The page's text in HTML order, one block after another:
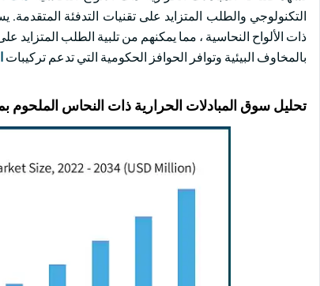
التكنولوجي والطلب المتزايد على تقنيات التدفئة المتقدمة.
ذات الألواح النحاسية ، مما يمكنهم من تلبية الطلب المتزايد
بالمخاوف البيئية وتوافر الحوافز الحكومية التي تدعم تركيبات
تحليل سوق المبادلات الحرارية ذات النحاس الملحوم